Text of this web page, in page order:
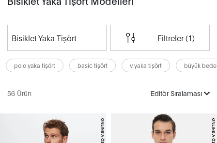
Bisiklet Yaka Tişört Filtreler (1)
polo yaka tişört basic tişört v yaka tişört büyük
56 Ürün Editör Sıralaması